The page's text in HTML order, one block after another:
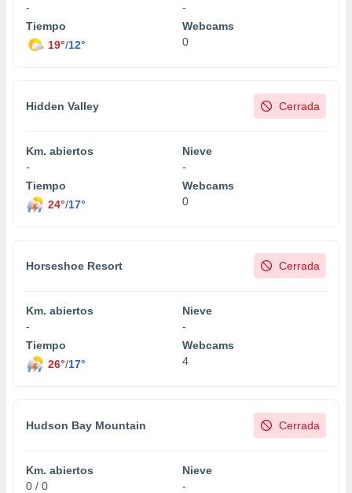
e
publicidad
-
-
Tiempo
19°/12°
Webcams
0
Hidden Valley Cerrada
Km. abiertos
-
Nieve
-
Tiempo
24°/17°
Webcams
0
Horseshoe Resort Cerrada
Km. abiertos
-
Nieve
-
Tiempo
26°/17°
Webcams
4
Hudson Bay Mountain Cerrada
Km. abiertos
0 / 0
Nieve
-